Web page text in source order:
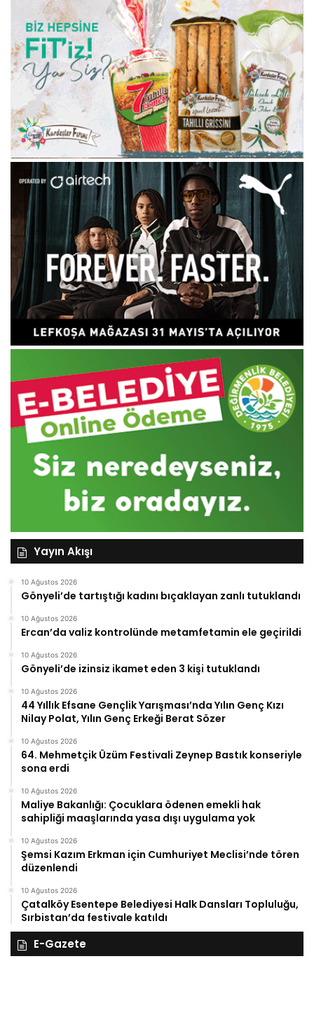
Yayın Akışı
10 Ağustos 2026
Gönyeli’de tartıştığı kadını bıçaklayan zanlı tutuklandı
10 Ağustos 2026
Ercan’da valiz kontrolünde metamfetamin ele geçirildi
10 Ağustos 2026
Gönyeli’de izinsiz ikamet eden 3 kişi tutuklandı
10 Ağustos 2026
44 Yıllık Efsane Gençlik Yarışması’nda Yılın Genç Kızı
Nilay Polat, Yılın Genç Erkeği Berat Sözer
10 Ağustos 2026
64. Mehmetçik Üzüm Festivali Zeynep Bastık konseriyle
sona erdi
10 Ağustos 2026
Maliye Bakanlığı: Çocuklara ödenen emekli hak
sahipliği maaşlarında yasa dışı uygulama yok
10 Ağustos 2026
Şemsi Kazım Erkman için Cumhuriyet Meclisi’nde tören
düzenlendi
10 Ağustos 2026
Çatalköy Esentepe Belediyesi Halk Dansları Topluluğu,
Sırbistan’da festivale katıldı
E-Gazete